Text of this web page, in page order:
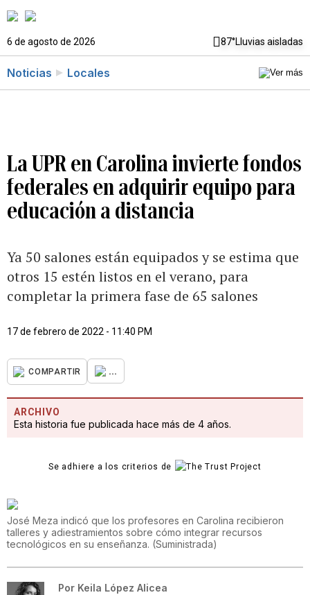
6 de agosto de 2026 87°Lluvias aisladas
Noticias Locales
La UPR en Carolina invierte fondos
federales en adquirir equipo para
educación a distancia
Ya 50 salones están equipados y se estima que
otros 15 estén listos en el verano, para
completar la primera fase de 65 salones
17 de febrero de 2022 - 11:40 PM
COMPARTIR ...
ARCHIVO
Esta historia fue publicada hace más de 4 años.
Se adhiere a los criterios de
José Meza indicó que los profesores en Carolina recibieron
talleres y adiestramientos sobre cómo integrar recursos
tecnológicos en su enseñanza. (Suministrada)
Por Keila López Alicea